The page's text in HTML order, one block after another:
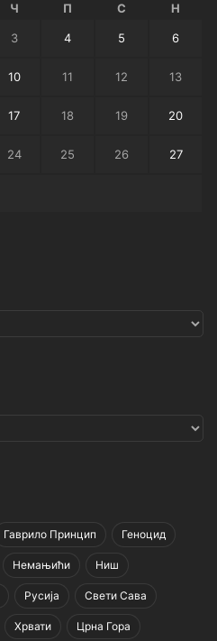
Ч П С Н
3 4 5 6
10 11 12 13
17 18 19 20
24 25 26 27
Гаврило Принцип Геноцид
Немањићи Ниш
Русија Свети Сава
Хрвати Црна Гора